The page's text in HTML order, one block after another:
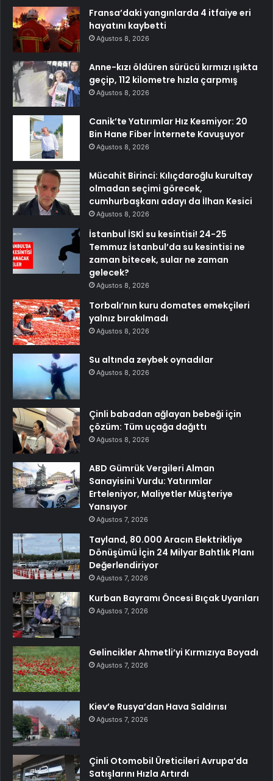
Fransa’daki yangınlarda 4 itfaiye eri
hayatını kaybetti
Ağustos 8, 2026
Anne-kızı öldüren sürücü kırmızı ışıkta
geçip, 112 kilometre hızla çarpmış
Ağustos 8, 2026
Canik’te Yatırımlar Hız Kesmiyor: 20
Bin Hane Fiber İnternete Kavuşuyor
Ağustos 8, 2026
Mücahit Birinci: Kılıçdaroğlu kurultay
olmadan seçimi görecek,
cumhurbaşkanı adayı da İlhan Kesici
Ağustos 8, 2026
İstanbul İSKİ su kesintisi! 24-25
Temmuz İstanbul’da su kesintisi ne
zaman bitecek, sular ne zaman
gelecek?
Ağustos 8, 2026
Torbalı’nın kuru domates emekçileri
yalnız bırakılmadı
Ağustos 8, 2026
Su altında zeybek oynadılar
Ağustos 8, 2026
Çinli babadan ağlayan bebeği için
çözüm: Tüm uçağa dağıttı
Ağustos 8, 2026
ABD Gümrük Vergileri Alman
Sanayisini Vurdu: Yatırımlar
Erteleniyor, Maliyetler Müşteriye
Yansıyor
Ağustos 7, 2026
Tayland, 80.000 Aracın Elektrikliye
Dönüşümü İçin 24 Milyar Bahtlık Planı
Değerlendiriyor
Ağustos 7, 2026
Kurban Bayramı Öncesi Bıçak Uyarıları
Ağustos 7, 2026
Gelincikler Ahmetli’yi Kırmızıya Boyadı
Ağustos 7, 2026
Kiev’e Rusya’dan Hava Saldırısı
Ağustos 7, 2026
Çinli Otomobil Üreticileri Avrupa’da
Satışlarını Hızla Artırdı